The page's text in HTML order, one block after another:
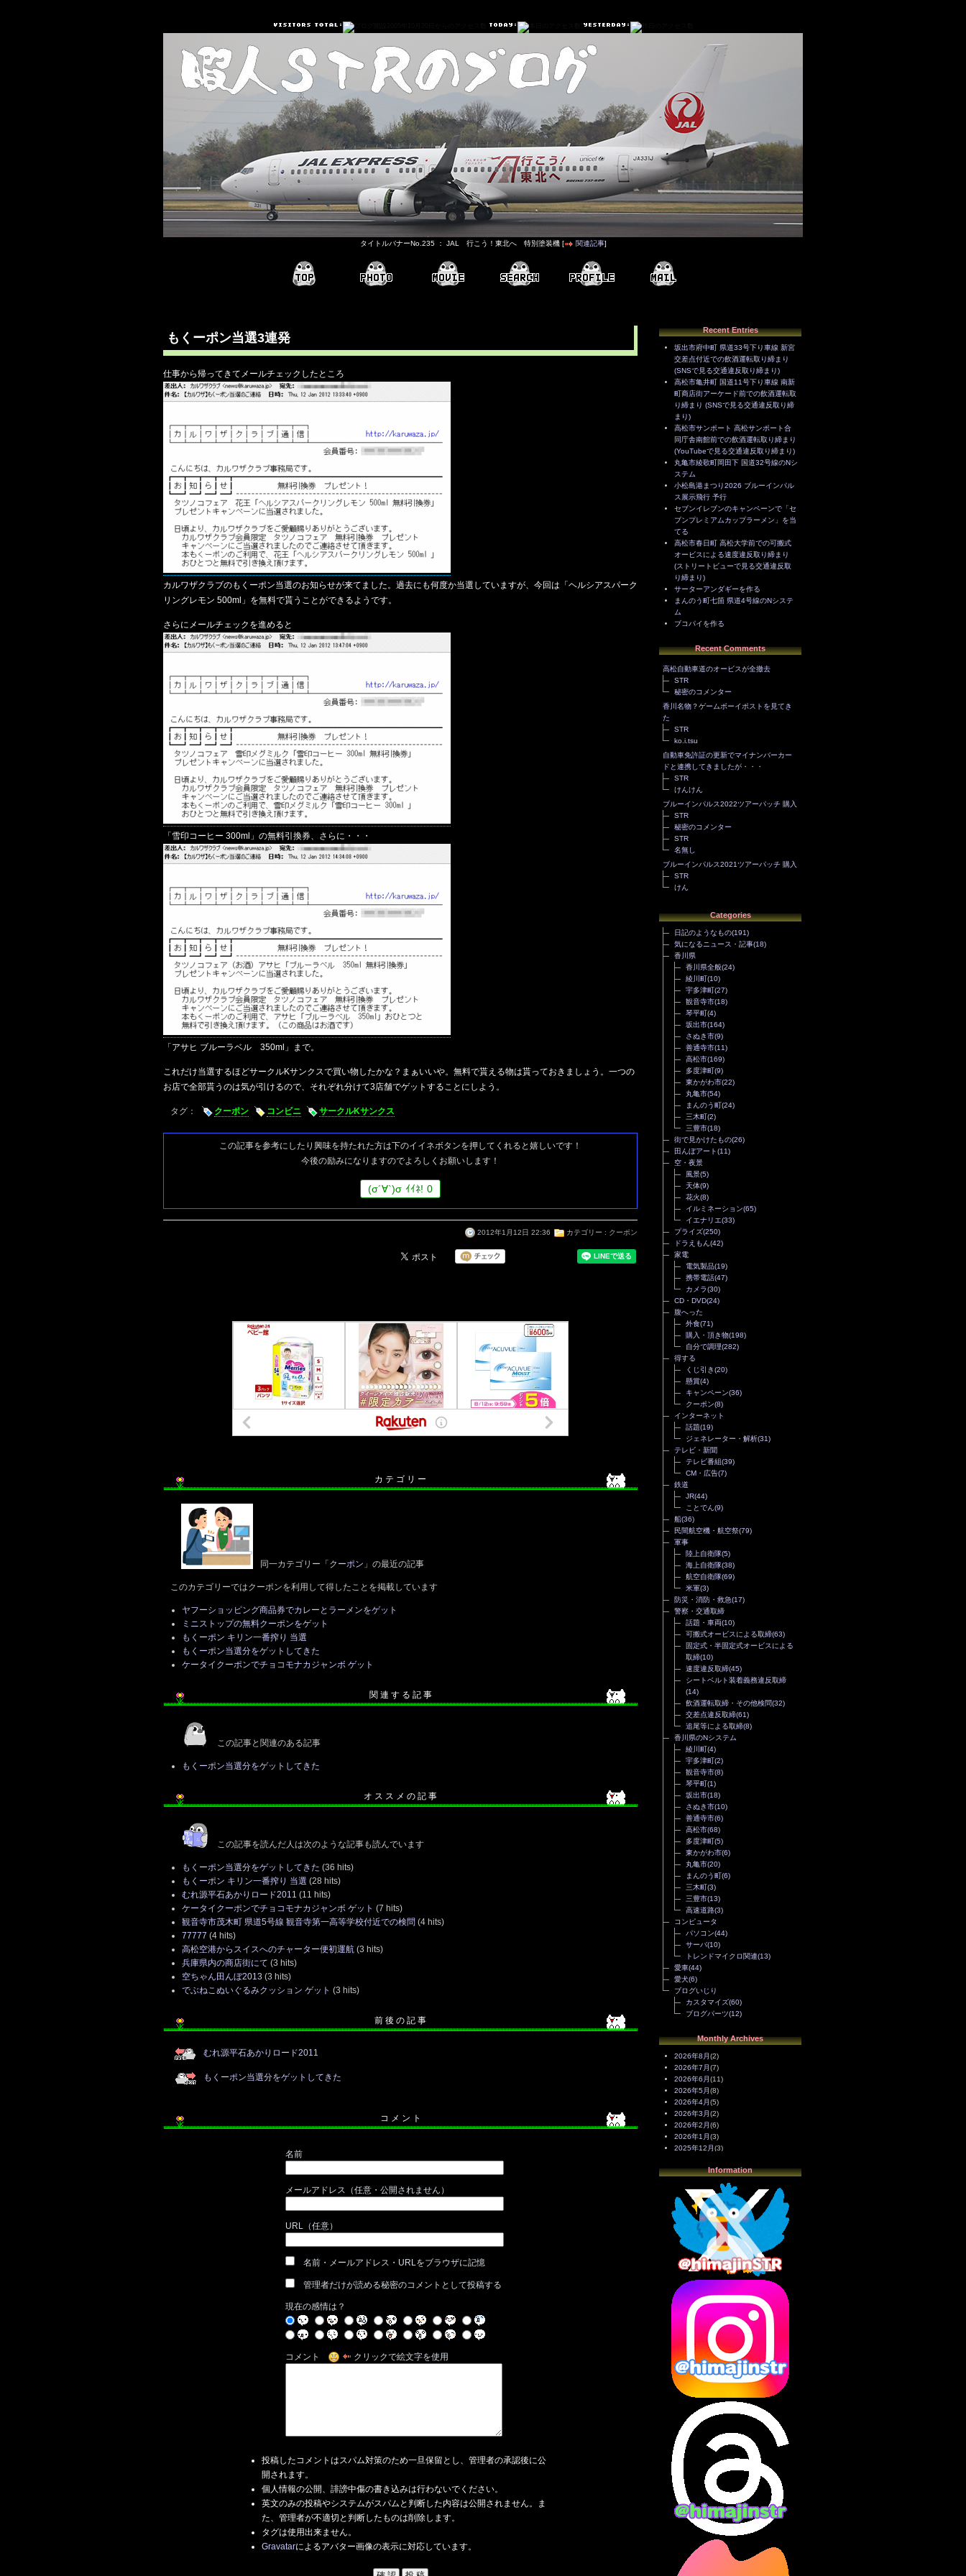
タイトルバナーNo.235 ： JAL 行こう！東北へ 特別塗装機 [ 関連記事]
もくーポン当選3連発
仕事から帰ってきてメールチェックしたところ
カルワザクラブのもくーポン当選のお知らせが来てました。過去にも何度か当選していますが、今回は「ヘルシアスパーク
リングレモン 500ml」を無料で貰うことができるようです。
さらにメールチェックを進めると
「雪印コーヒー 300ml」の無料引換券、さらに・・・
「アサヒ ブルーラベル 350ml」まで。
これだけ当選するほどサークルKサンクスで買い物したかな？まぁいいや。無料で貰える物は貰っておきましょう。一つの
お店で全部貰うのは気が引けるので、それぞれ分けて3店舗でゲットすることにしよう。
タグ： クーポン コンビニ サークルKサンクス
この記事を参考にしたり興味を持たれた方は下のイイネボタンを押してくれると嬉しいです！
今後の励みになりますのでよろしくお願いします！
(σ´∀`)σ ｲｲﾈ! 0
2012年1月12日 22:36 カテゴリー : クーポン
カ テ ゴ リ ー
同一カテゴリー「 クーポン 」の最近の記事
このカテゴリーではクーポンを利用して得したことを掲載しています
ヤフーショッピング商品券でカレーとラーメンをゲット
ミニストップの無料クーポンをゲット
もくーポン キリン一番搾り 当選
もくーポン当選分をゲットしてきた
ケータイクーポンでチョコモナカジャンボ ゲット
関 連 す る 記 事
この記事と関連のある記事
もくーポン当選分をゲットしてきた
オ ス ス メ の 記 事
この記事を読んだ人は次のような記事も読んでいます
もくーポン当選分をゲットしてきた (36 hits)
もくーポン キリン一番搾り 当選 (28 hits)
むれ源平石あかりロード2011 (11 hits)
ケータイクーポンでチョコモナカジャンボ ゲット (7 hits)
観音寺市茂木町 県道5号線 観音寺第一高等学校付近での検問 (4 hits)
77777 (4 hits)
高松空港からスイスへのチャーター便初運航 (3 hits)
兵庫県内の商店街にて (3 hits)
空ちゃん田んぼ2013 (3 hits)
でぶねこぬいぐるみクッション ゲット (3 hits)
前 後 の 記 事
むれ源平石あかりロード2011
もくーポン当選分をゲットしてきた
コ メ ン ト
名前
メールアドレス（任意・公開されません）
URL（任意）
名前・メールアドレス・URLをブラウザに記憶
管理者だけが読める秘密のコメントとして投稿する
現在の感情は？
コメント クリックで絵文字を使用
投稿したコメントはスパム対策のため一旦保留とし、管理者の承認後に公
開されます。
個人情報の公開、誹謗中傷の書き込みは行わないでください。
英文のみの投稿やシステムがスパムと判断した内容は公開されません。ま
た、管理者が不適切と判断したものは削除します。
タグは使用出来ません。
Gravatarによるアバター画像の表示に対応しています。
Recent Entries
坂出市府中町 県道33号下り車線 新宮
交差点付近での飲酒運転取り締まり
(SNSで見る交通違反取り締まり)
高松市亀井町 国道11号下り車線 南新
町商店街アーケード前での飲酒運転取
り締まり (SNSで見る交通違反取り締
まり)
高松市サンポート 高松サンポート合
同庁舎南館前での飲酒運転取り締まり
(YouTubeで見る交通違反取り締まり)
丸亀市綾歌町岡田下 国道32号線のNシ
ステム
小松島港まつり2026 ブルーインパル
ス展示飛行 予行
セブンイレブンのキャンペーンで「セ
ブンプレミアムカップラーメン」を当
てる
高松市春日町 高松大学前での可搬式
オービスによる速度違反取り締まり
(ストリートビューで見る交通違反取
り締まり)
サーターアンダギーを作る
まんのう町七箇 県道4号線のNシステ
ム
ブコパイを作る
Recent Comments
高松自動車道のオービスが全撤去
STR
秘密のコメンター
香川名物？ゲームボーイポストを見てき
た
STR
ko.i.tsu
自動車免許証の更新でマイナンバーカー
ドと連携してきましたが・・・
STR
けんけん
ブルーインパルス2022ツアーパッチ 購入
STR
秘密のコメンター
STR
名無し
ブルーインパルス2021ツアーパッチ 購入
STR
けん
Categories
日記のようなもの(191)
気になるニュース・記事(18)
香川県
香川県全般(24)
綾川町(10)
宇多津町(27)
観音寺市(18)
琴平町(4)
坂出市(164)
さぬき市(9)
善通寺市(11)
高松市(169)
多度津町(9)
東かがわ市(22)
丸亀市(54)
まんのう町(24)
三木町(2)
三豊市(18)
街で見かけたもの(26)
田んぼアート(11)
空・夜景
風景(5)
天体(9)
花火(8)
イルミネーション(65)
イエナリエ(33)
プライズ(250)
ドラえもん(42)
家電
電気製品(19)
携帯電話(47)
カメラ(30)
CD・DVD(24)
腹へった
外食(71)
購入・頂き物(198)
自分で調理(282)
得する
くじ引き(20)
懸賞(4)
キャンペーン(36)
クーポン(8)
インターネット
話題(19)
ジェネレーター・解析(31)
テレビ・新聞
テレビ番組(39)
CM・広告(7)
鉄道
JR(44)
ことでん(9)
船(36)
民間航空機・航空祭(79)
軍事
陸上自衛隊(5)
海上自衛隊(38)
航空自衛隊(69)
米軍(3)
防災・消防・救急(17)
警察・交通取締
話題・車両(10)
可搬式オービスによる取締(63)
固定式・半固定式オービスによる
取締(10)
速度違反取締(45)
シートベルト装着義務違反取締
(14)
飲酒運転取締・その他検問(32)
交差点違反取締(61)
追尾等による取締(8)
香川県のNシステム
綾川町(4)
宇多津町(2)
観音寺市(8)
琴平町(1)
坂出市(18)
さぬき市(10)
善通寺市(6)
高松市(68)
多度津町(5)
東かがわ市(6)
丸亀市(20)
まんのう町(6)
三木町(3)
三豊市(13)
高速道路(3)
コンピュータ
パソコン(44)
サーバ(10)
トレンドマイクロ関連(13)
愛車(44)
愛犬(6)
ブログいじり
カスタマイズ(60)
ブログパーツ(12)
Monthly Archives
2026年8月(2)
2026年7月(7)
2026年6月(11)
2026年5月(8)
2026年4月(5)
2026年3月(2)
2026年2月(6)
2026年1月(3)
2025年12月(3)
2025年10月(3)
2025年8月 (3)
2025年7月(2)
2025年6月(1)
2025年5月
(7)
2025年4月(2)
2025年3月 (8)
2025年2月(10)
2025年1月
2024年12月
2024年11月(13)
2024年10月
2024年9月 (14)
2024年8月 (13)
2024年7月
(7)
2024年6月(10)
2024年5月(12)
2024年4月(15)
2024年3月
2024年1月
2023年12月
2023年11月 (4)
2023年10月
(3)
2023年9月
2023年8月(12)
2023年7月
(14)
2023年6月
2023年5月
(5)
2023年4月(6)
2023年3月
(3)
2023年1月
2022年12月
2022年11月
Information